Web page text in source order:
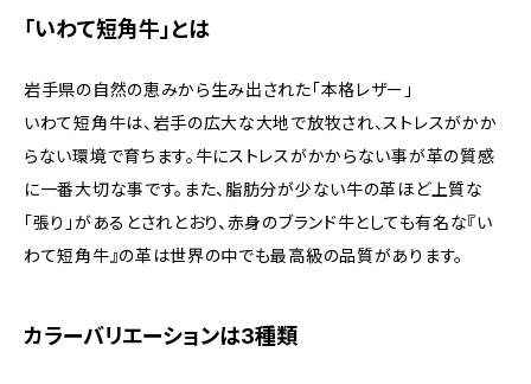
「いわて短角牛」とは
岩手県の自然の恵みから生み出された「本格レザー」
いわて短角牛は、岩手の広大な大地で放牧され、ストレスがかか
らない環境で育ちます。牛にストレスがかからない事が革の質感
に一番大切な事です。また、脂肪分が少ない牛の革ほど上質な
「張り」があるとされとおり、赤身のブランド牛としても有名な『い
わて短角牛』の革は世界の中でも最高級の品質があります。
カラーバリエーションは3種類